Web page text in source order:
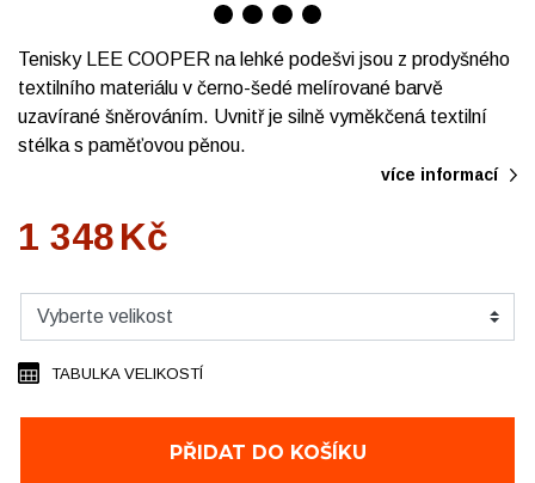
Tenisky LEE COOPER na lehké podešvi jsou z prodyšného
textilního materiálu v černo-šedé melírované barvě
uzavírané šněrováním. Uvnitř je silně vyměkčená textilní
stélka s paměťovou pěnou.
více informací
1 348Kč
PŘIDAT DO KOŠÍKU
TABULKA VELIKOSTÍ